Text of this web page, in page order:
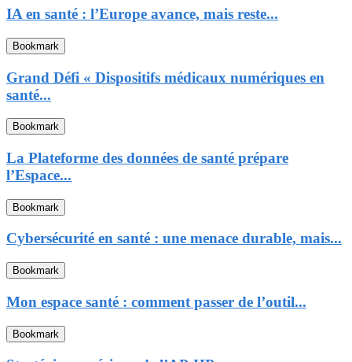
IA en santé : l’Europe avance, mais reste...
Bookmark
Grand Défi « Dispositifs médicaux numériques en
santé...
Bookmark
La Plateforme des données de santé prépare
l’Espace...
Bookmark
Cybersécurité en santé : une menace durable, mais...
Bookmark
Mon espace santé : comment passer de l’outil...
Bookmark